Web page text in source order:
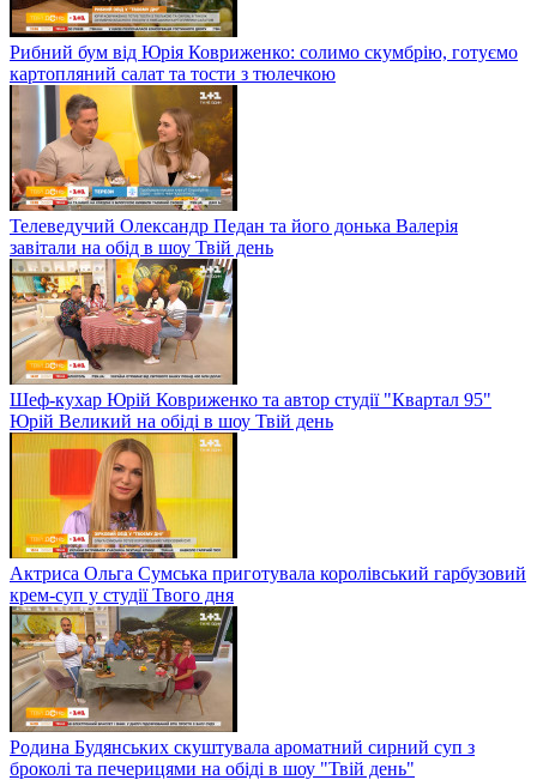
Рибний бум від Юрія Ковриженко: солимо скумбрію, готуємо
картопляний салат та тости з тюлечкою
Телеведучий Олександр Педан та його донька Валерія
завітали на обід в шоу Твій день
Шеф-кухар Юрій Ковриженко та автор студії "Квартал 95"
Юрій Великий на обіді в шоу Твій день
Актриса Ольга Сумська приготувала королівський гарбузовий
крем-суп у студії Твого дня
Родина Будянських скуштувала ароматний сирний суп з
броколі та печерицями на обіді в шоу "Твій день"